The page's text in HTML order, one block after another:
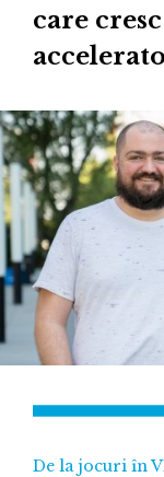
care
De la jocuri în